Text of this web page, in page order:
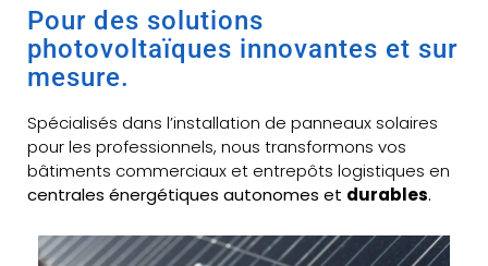
Pour des solutions
photovoltaïques innovantes et sur
mesure.
Spécialisés dans l’installation de panneaux solaires
pour les professionnels, nous transformons vos
bâtiments commerciaux et entrepôts logistiques en
centrales énergétiques autonomes et durables.